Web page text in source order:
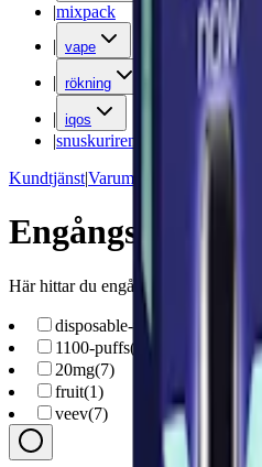
|mixpack
| vape
| rökning
| iqos
|snuskuriren
Kundtjänst|Varumärken
Engångs vape
Här hittar du engångsvapes med
disposable-vape
1100-puffs(
20mg(7)
fruit(1)
veev(7)